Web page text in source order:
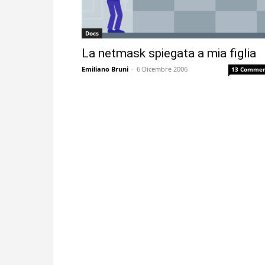
Docs
La netmask spiegata a mia figlia
Emiliano Bruni - 6 Dicembre 2006 13